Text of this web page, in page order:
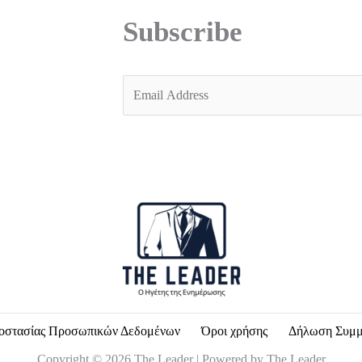
Subscribe
Προσωπικών Δεδομένων Όροι χρήσης Δήλωση